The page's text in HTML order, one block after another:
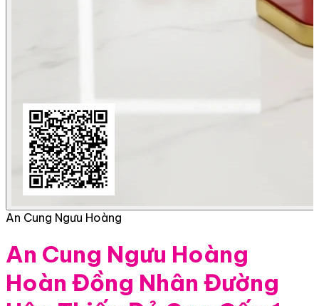
An Cung Ngưu Hoàng
An Cung Ngưu Hoàng
Hoàn Đồng Nhân Đường